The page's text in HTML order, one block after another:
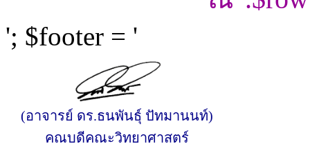
'; $footer = '
(อาจารย์ ดร.ธนพันธุ์ ปัทมานนท์)
คณบดีคณะวิทยาศาสตร์